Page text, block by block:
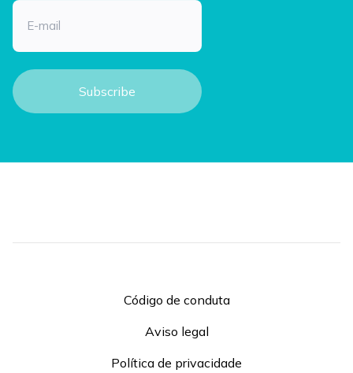
Email
Código de conduta
Aviso legal
Política de privacidade